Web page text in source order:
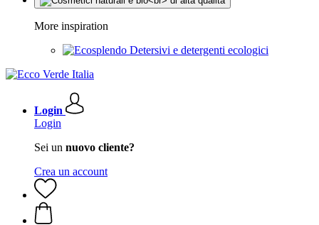
More inspiration
Detersivi e detergenti ecologici
Login
Login
Sei un nuovo cliente?
Crea un account